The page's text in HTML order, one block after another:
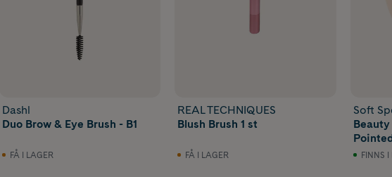
Dashl
Duo Brow & Eye Brush - B1
FÅ I LAGER
REAL TECHNIQUES
Blush Brush 1 st
FÅ I LAGER
Soft
FINNS I